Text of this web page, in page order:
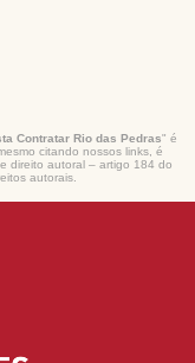
Contratar Rio das Pedras" é
citando nossos links, é
direito autoral – artigo 184 do
autorais